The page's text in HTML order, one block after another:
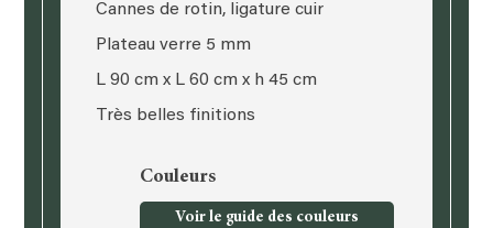
Cannes de rotin, ligature cuir
Plateau verre 5 mm
L 90 cm x L 60 cm x h 45 cm
Très belles finitions
Couleurs
Voir le guide des couleurs